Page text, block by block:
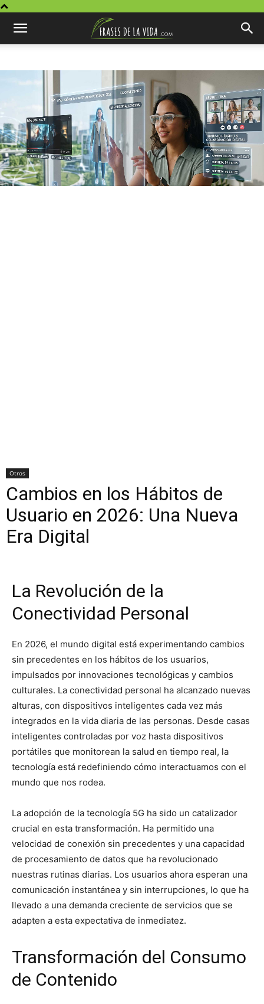
Otros
Cambios en los Hábitos de
Usuario en 2026: Una Nueva
Era Digital
La Revolución de la
Conectividad Personal
En 2026, el mundo digital está experimentando cambios
sin precedentes en los hábitos de los usuarios,
impulsados por innovaciones tecnológicas y cambios
culturales. La conectividad personal ha alcanzado nuevas
alturas, con dispositivos inteligentes cada vez más
integrados en la vida diaria de las personas. Desde casas
inteligentes controladas por voz hasta dispositivos
portátiles que monitorean la salud en tiempo real, la
tecnología está redefiniendo cómo interactuamos con el
mundo que nos rodea.
La adopción de la tecnología 5G ha sido un catalizador
crucial en esta transformación. Ha permitido una
velocidad de conexión sin precedentes y una capacidad
de procesamiento de datos que ha revolucionado
nuestras rutinas diarias. Los usuarios ahora esperan una
comunicación instantánea y sin interrupciones, lo que ha
llevado a una demanda creciente de servicios que se
adapten a esta expectativa de inmediatez.
Transformación del Consumo
de Contenido